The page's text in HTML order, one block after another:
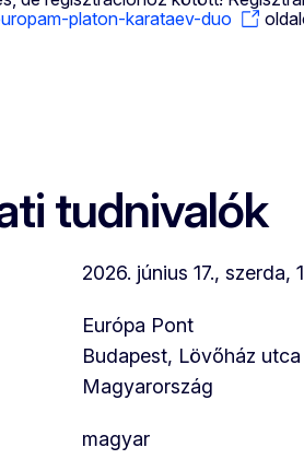
platon-karataev-duo
tudnivalók
2026. június 17., szerda,
Európa Pont
Budapest, Lövőház utca
Magyarország
magyar